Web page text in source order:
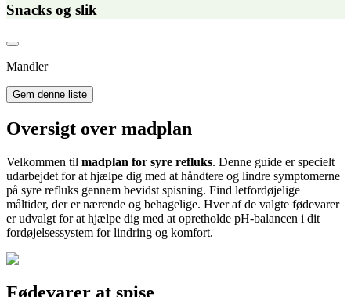
Snacks og slik
Mandler
Gem denne liste
Oversigt over madplan
Velkommen til madplan for syre refluks. Denne guide er specielt
udarbejdet for at hjælpe dig med at håndtere og lindre symptomerne
på syre refluks gennem bevidst spisning. Find letfordøjelige
måltider, der er nærende og behagelige. Hver af de valgte fødevarer
er udvalgt for at hjælpe dig med at opretholde pH-balancen i dit
fordøjelsessystem for lindring og komfort.
Fødevarer at spise